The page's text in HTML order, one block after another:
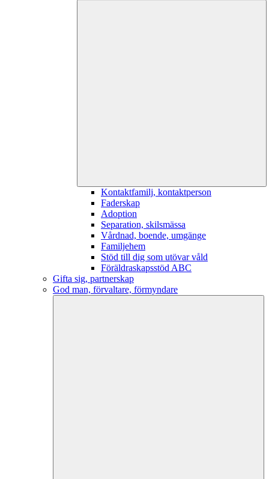
Kontaktfamilj, kontaktperson
Faderskap
Adoption
Separation, skilsmässa
Vårdnad, boende, umgänge
Familjehem
Stöd till dig som utövar våld
Föräldraskapsstöd ABC
Gifta sig, partnerskap
God man, förvaltare, förmyndare